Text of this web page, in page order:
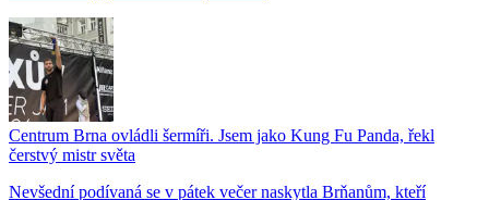
Centrum Brna ovládli šermíři. Jsem jako Kung Fu Panda, řekl
čerstvý mistr světa
Nevšední podívaná se v pátek večer naskytla Brňanům, kteří